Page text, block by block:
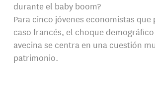
durante el baby boom?
Para cinco jóvenes economistas que
caso francés, el choque
avecina se centra en una cuestión
patrimonio.